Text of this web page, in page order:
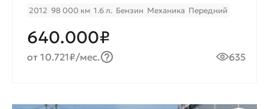
2012 98 000 км 1.6 л. Бензин Механика Передний
640.000₽
от 10.721₽/мес. 635